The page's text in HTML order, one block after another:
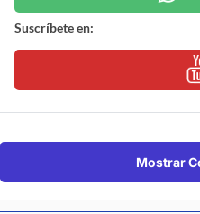
Suscríbete en:
Mostrar